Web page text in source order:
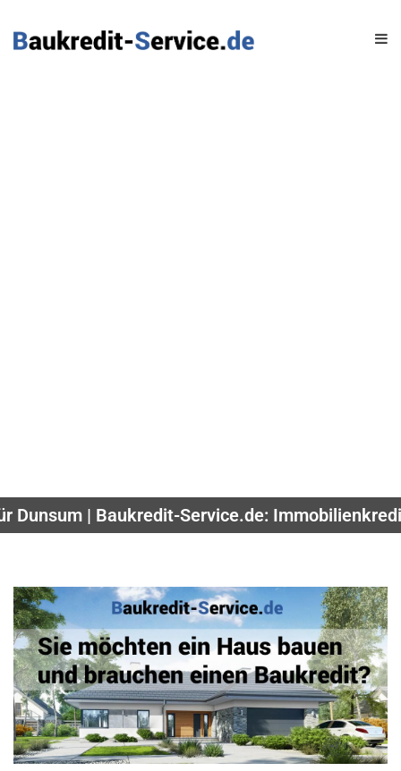
Dunsum | Baukredit-Service.de: